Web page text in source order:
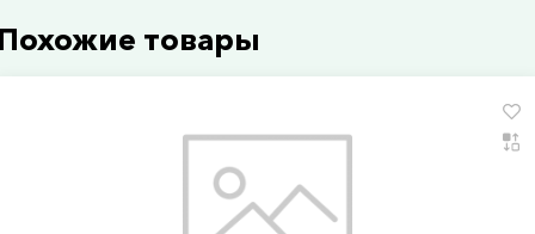
товары